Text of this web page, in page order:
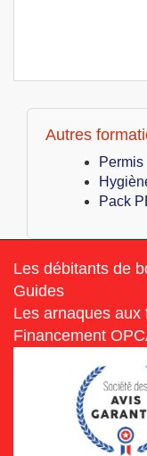
Autres
Pack
Les débitants de
Guides
Les arnaques aux
Financement